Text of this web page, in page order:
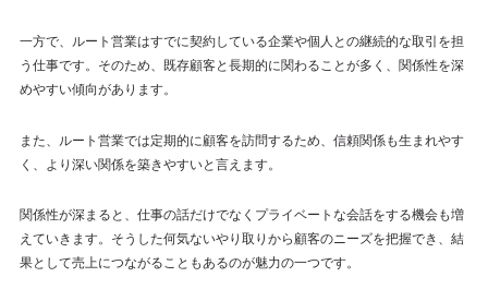
一方で、ルート営業はすでに契約している企業や個人との継続的な取引を担
う仕事です。そのため、既存顧客と長期的に関わることが多く、関係性を深
めやすい傾向があります。
また、ルート営業では定期的に顧客を訪問するため、信頼関係も生まれやす
く、より深い関係を築きやすいと言えます。
関係性が深まると、仕事の話だけでなくプライベートな会話をする機会も増
えていきます。そうした何気ないやり取りから顧客のニーズを把握でき、結
果として売上につながることもあるのが魅力の一つです。